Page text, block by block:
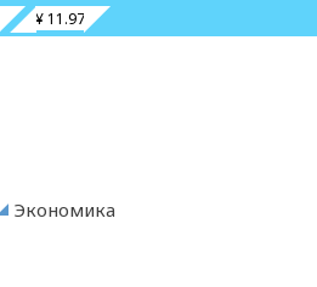
¥ 11.97
Экономика